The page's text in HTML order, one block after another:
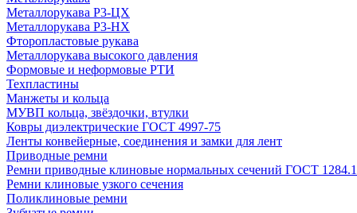
Металлорукава Р3-ЦХ
Металлорукава Р3-НХ
Фторопластовые рукава
Металлорукава высокого давления
Формовые и неформовые РТИ
Техпластины
Манжеты и кольца
МУВП кольца, звёздочки, втулки
Ковры диэлектрические ГОСТ 4997-75
Ленты конвейерные, соединения и замки для лент
Приводные ремни
Ремни приводные клиновые нормальных сечений ГОСТ
Ремни клиновые узкого сечения
Поликлиновые ремни